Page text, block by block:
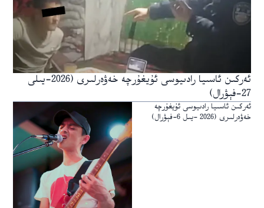
ئەركىن ئاسىيا رادىيوسى ئۇيغۇرچە خەۋەرلىرى (2026-يىلى
27-فېۋرال)
ئەركىن ئاسىيا رادىيوسى ئۇيغۇرچە
خەۋەرلىرى (2026 -يىل 6-فېۋرال)